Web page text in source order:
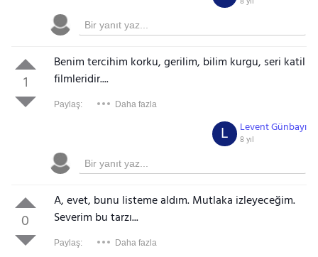
1
Benim tercihim korku, gerilim, bilim kurgu, seri katil
filmleridir....
Paylaş: Daha fazla
Levent Günbayı
8 yıl
L
0
A, evet, bunu listeme aldım. Mutlaka izleyeceğim.
Severim bu tarzı...
Paylaş: Daha fazla